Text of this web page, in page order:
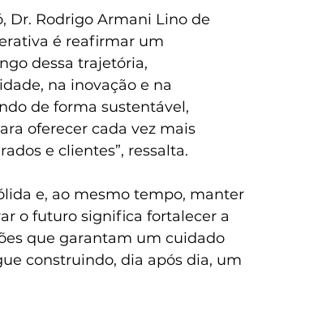
Dr. Rodrigo Armani Lino de
é reafirmar um
dessa trajetória,
na inovação e na
de forma sustentável,
oferecer cada vez mais
e clientes”, ressalta.
e, ao mesmo tempo, manter
o futuro significa fortalecer a
que garantam um cuidado
construindo, dia após dia, um